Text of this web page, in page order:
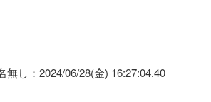
無し：2024/06/28(金) 16:27:04.40